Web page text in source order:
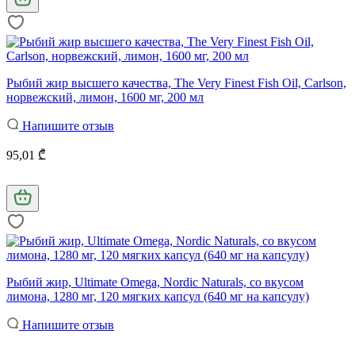
Рыбий жир высшего качества, The Very Finest Fish Oil, Carlson,
норвежский, лимон, 1600 мг, 200 мл
Напишите отзыв
95,01 ₾
Рыбий жир, Ultimate Omega, Nordic Naturals, со вкусом
лимона, 1280 мг, 120 мягких капсул (640 мг на капсулу)
Напишите отзыв